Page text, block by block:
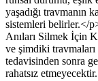
yaşadığı travmanın
sistemleri belirler.</
Anıları Silmek İçin
ve şimdiki travmaları
tedavisinden sonra
rahatsız